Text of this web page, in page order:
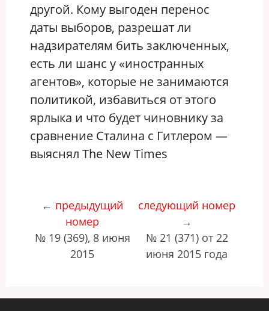
другой. Кому выгоден перенос
даты выборов, разрешат ли
надзирателям бить заключенных,
есть ли шанс у «иностранных
агентов», которые не занимаются
политикой, избавиться от этого
ярлыка и что будет чиновнику за
сравнение Сталина с Гитлером —
выяснял The New Times
← предыдущий
номер
№ 19 (369), 8 июня
2015
следующий номер
→
№ 21 (371) от 22
июня 2015 года